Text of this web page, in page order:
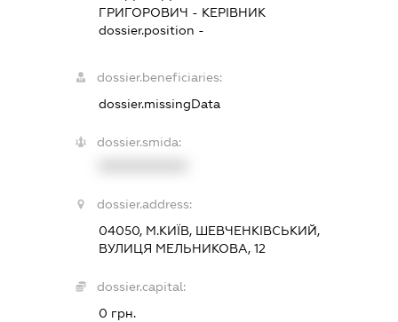
ГРИГОРОВИЧ - КЕРІВНИК
dossier.position -
dossier.beneficiaries:
dossier.missingData
dossier.smida:
dossier.address:
04050, М.КИЇВ, ШЕВЧЕНКІВСЬКИЙ,
ВУЛИЦЯ МЕЛЬНИКОВА, 12
dossier.capital:
0 грн.